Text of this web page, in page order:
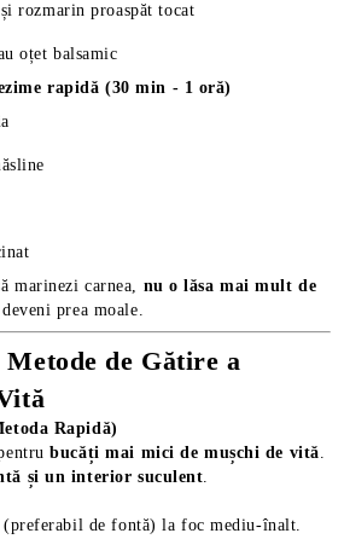
rozmarin proaspăt tocat
oțet balsamic
rapidă (30 min - 1 oră)
marinezi carnea, nu o lăsa mai mult de
prea moale.
Metode de Gătire a
Rapidă)
bucăți mai mici de mușchi de vită.
și un interior suculent.
(preferabil de fontă) la foc mediu-înalt.